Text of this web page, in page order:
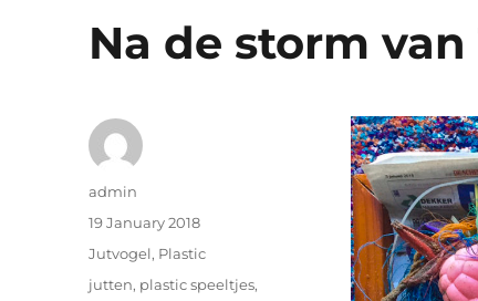
Na de storm van
Author
admin
Posted
19 January 2018
Categories
Jutvogel, Plastic
Tags
jutten, plastic speeltjes,